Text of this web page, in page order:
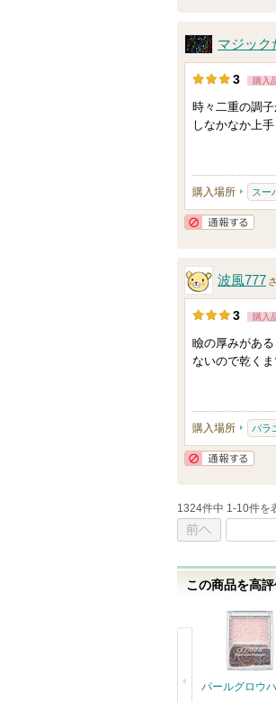
マジック
3 購入
時々二重の調
しなかなか上
購入場所 スー
波風777
3 購入
瞼の厚みがあ
ないので乾く
購入場所 バラ
1324件中 1-10件を
この商品を高
パールグロウ